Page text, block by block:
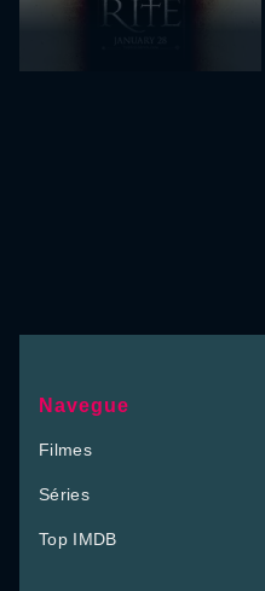
Navegue
Filmes
Séries
Top IMDB